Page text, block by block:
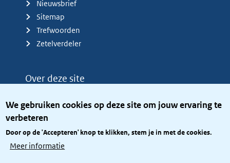
We gebruiken cookies op deze site om jouw ervaring te
verbeteren
Door op de 'Accepteren' knop te klikken, stem je in met de cookies.
Meer informatie
Nieuwsbrief
Sitemap
Trefwoorden
Zetelverdeler
Over deze site
Privacy
Toegang site openbaar
Toegankelijkheid